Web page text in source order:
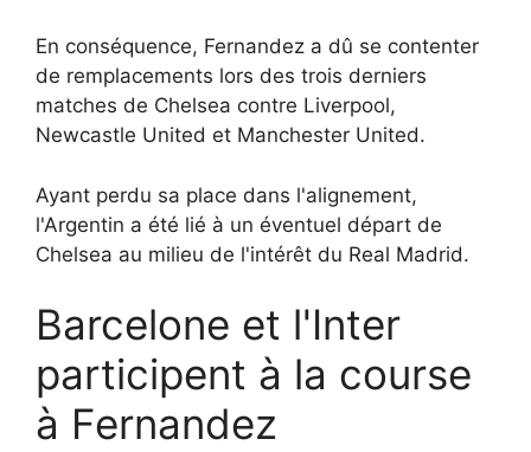
En conséquence, Fernandez a dû se contenter
de remplacements lors des trois derniers
matches de Chelsea contre Liverpool,
Newcastle United et Manchester United.
Ayant perdu sa place dans l'alignement,
l'Argentin a été lié à un éventuel départ de
Chelsea au milieu de l'intérêt du Real Madrid.
Barcelone et l'Inter
participent à la course
à Fernandez